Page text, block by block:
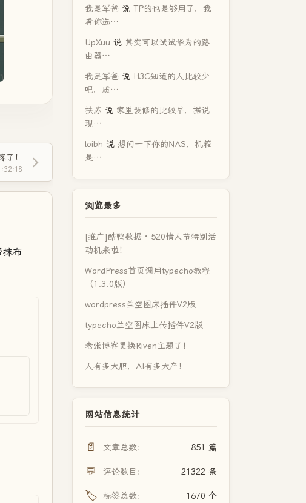
了！
抹布
我是军爸 说 TP的也是够用了，我
看你选…
UpXuu 说 其实可以试试华为的路
由器…
我是军爸 说 H3C知道的人比较少
吧，质…
扶苏 说 家里装修的比较早，据说
现…
loibh 说 想问一下你的NAS，机箱
是…
浏览最多
[推广]酷鸭数据 · 520情人节特别活
动机来啦！
WordPress首页调用typecho教程
（1.3.0版）
wordpress兰空图床插件V2版
typecho兰空图床上传插件V2版
老张博客更换Riven主题了！
人有多大胆，AI有多大产！
网站信息统计
📄 文章总数： 851 篇
💬 评论数目： 21322 条
🏷️ 标签总数： 1670 个